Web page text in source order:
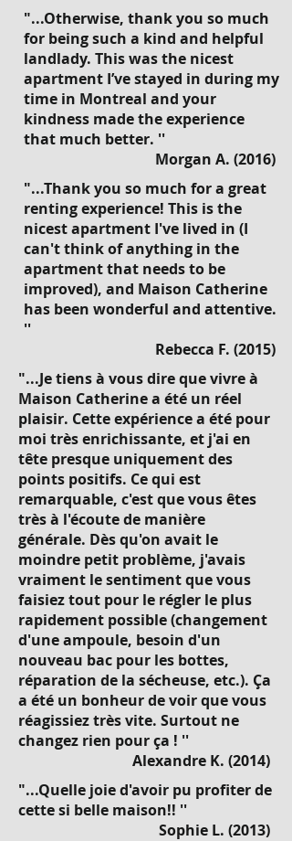
"...Otherwise, thank you so much
for being such a kind and helpful
landlady. This was the nicest
apartment I’ve stayed in during my
time in Montreal and your
kindness made the experience
that much better. ''
Morgan A. (2016)
"...Thank you so much for a great
renting experience! This is the
nicest apartment I've lived in (I
can't think of anything in the
apartment that needs to be
improved), and Maison Catherine
has been wonderful and attentive.
''
Rebecca F. (2015)
"...Je tiens à vous dire que vivre à
Maison Catherine a été un réel
plaisir. Cette expérience a été pour
moi très enrichissante, et j'ai en
tête presque uniquement des
points positifs. Ce qui est
remarquable, c'est que vous êtes
très à l'écoute de manière
générale. Dès qu'on avait le
moindre petit problème, j'avais
vraiment le sentiment que vous
faisiez tout pour le régler le plus
rapidement possible (changement
d'une ampoule, besoin d'un
nouveau bac pour les bottes,
réparation de la sécheuse, etc.). Ça
a été un bonheur de voir que vous
réagissiez très vite. Surtout ne
changez rien pour ça ! ''
Alexandre K. (2014)
"...Quelle joie d'avoir pu profiter de
cette si belle maison!! ''
Sophie L. (2013)